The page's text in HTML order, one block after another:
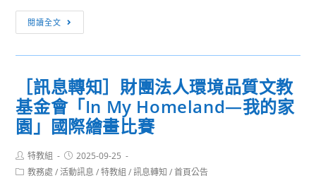
林
服
務
團
辦
理
臺
北
防
中
心
將
理
「2025
閱讀全文
息
轉
「114
學
年
度
區
域
［訊息轉知］財團法人環境品質文教
基金會「In My Homeland—我的家
園」國際繪畫比賽
Post
author:
特教組
Post
published:
2025-09-25
Post教務處 / 活動訊息 / 特教組 / 訊息轉知 / 首頁公告